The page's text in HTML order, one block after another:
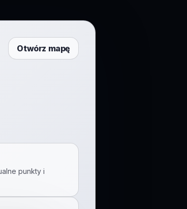
Otwórz mapę
punkty i